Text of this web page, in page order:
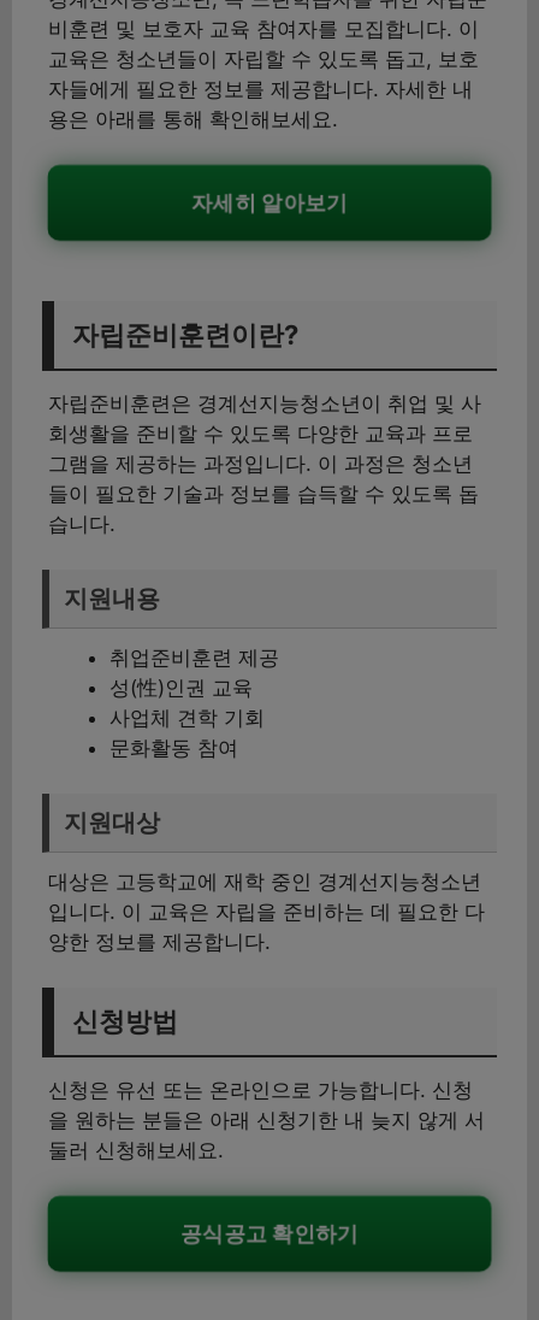
비훈련 및 보호자 교육 참여자를 모집합니다. 이
교육은 청소년들이 자립할 수 있도록 돕고, 보호
자들에게 필요한 정보를 제공합니다. 자세한 내
용은 아래를 통해 확인해보세요.
자세히 알아보기
자립준비훈련이란?
자립준비훈련은 경계선지능청소년이 취업 및 사
회생활을 준비할 수 있도록 다양한 교육과 프로
그램을 제공하는 과정입니다. 이 과정은 청소년
들이 필요한 기술과 정보를 습득할 수 있도록 돕
습니다.
지원내용
취업준비훈련 제공
성(性)인권 교육
사업체 견학 기회
문화활동 참여
지원대상
대상은 고등학교에 재학 중인 경계선지능청소년
입니다. 이 교육은 자립을 준비하는 데 필요한 다
양한 정보를 제공합니다.
신청방법
신청은 유선 또는 온라인으로 가능합니다. 신청
을 원하는 분들은 아래 신청기한 내 늦지 않게 서
둘러 신청해보세요.
공식공고 확인하기